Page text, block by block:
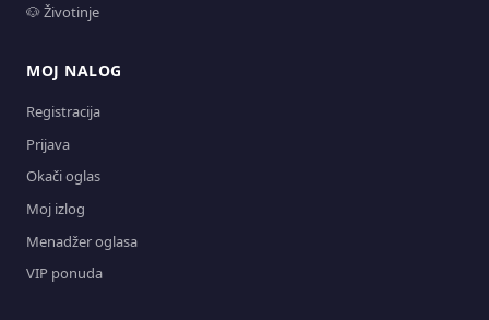
🐶 Životinje
MOJ NALOG
Registracija
Prijava
Okači oglas
Moj izlog
Menadžer oglasa
VIP ponuda